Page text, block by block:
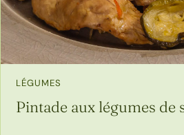
LÉGUMES
Pintade aux légumes de